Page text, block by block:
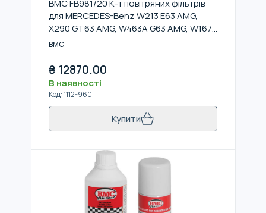
BMC FB981/20 К-т повітряних фільтрів
для MERCEDES-Benz W213 E63 AMG,
X290 GT63 AMG, W463A G63 AMG, W167
GLE63 AMG, W222 S63 AMG
BMC
₴ 12870.00
В наявності
Код:1112-960
Купити